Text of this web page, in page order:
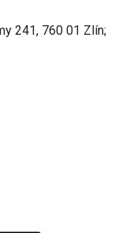
241, 760 01 Zlín;